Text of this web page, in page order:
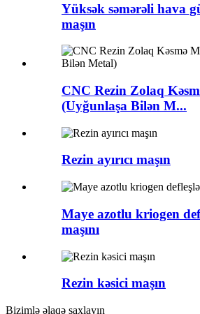
Yüksək səmərəli hava
maşın
CNC Rezin Zolaq
(Uyğunlaşa Bilən M...
Rezin ayırıcı maşın
Maye azotlu kriogen
maşını
Rezin kəsici maşın
Bizimlə əlaqə saxlayın